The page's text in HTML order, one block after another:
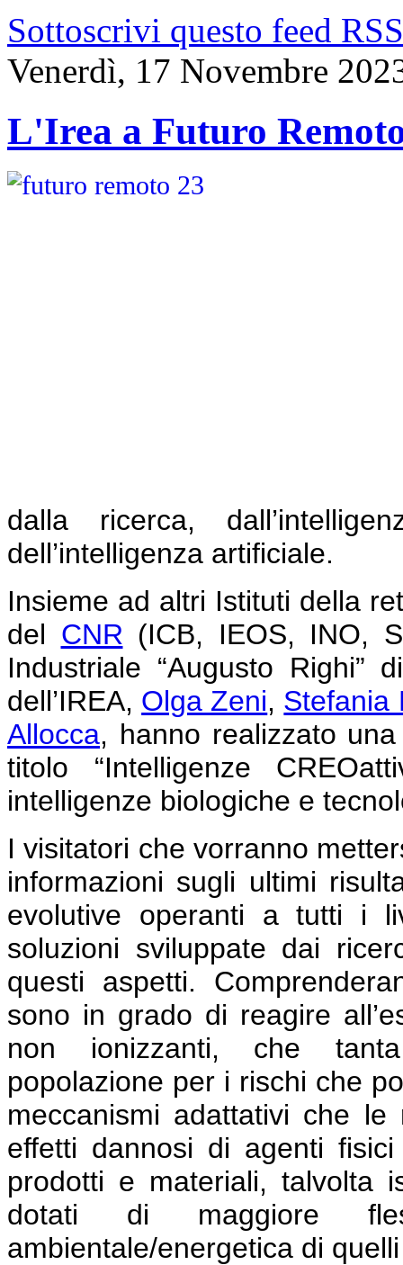
Sottoscrivi questo feed RSS
Venerdì, 17 Novembre
L'Irea a Futuro
dalla ricerca,
dell’intelligenza artificiale.
Insieme ad altri Istituti della
del CNR (ICB, IEOS, INO,
Industriale “Augusto Righi”
dell’IREA, Olga Zeni, Stefania
Allocca, hanno realizzato
titolo “Intelligenze
intelligenze biologiche e
I visitatori che vorranno
informazioni sugli ultimi
evolutive operanti a tutti i
soluzioni sviluppate dai
questi aspetti.
sono in grado di reagire
non ionizzanti, che
popolazione per i rischi che
meccanismi adattativi che
effetti dannosi di agenti
prodotti e materiali, talvolta
dotati di maggiore
ambientale/energetica di